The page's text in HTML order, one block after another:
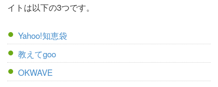
イトは以下の3つです。
Yahoo!知恵袋
教えてgoo
OKWAVE